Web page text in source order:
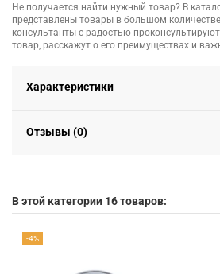
Не получается найти нужный товар? В
представлены товары в большом
консультанты с радостью
товар, расскажут о его преимуществах и
Характеристики
Отзывы (0)
В этой категории 16 товаров:
-4%